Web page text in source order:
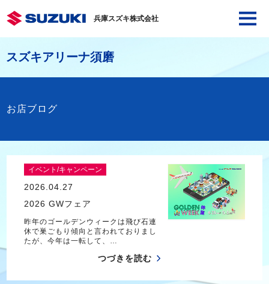
兵庫スズキ株式会社
スズキアリーナ須磨
お店ブログ
イベント/キャンペーン
2026.04.27
2026 GWフェア
昨年のゴールデンウィークは飛び石連
休で巣ごもり傾向と言われておりまし
たが、今年は一転して、…
つづきを読む